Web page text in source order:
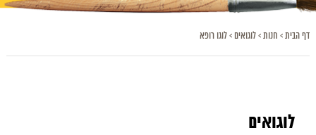
דף הבית> חנות> לוגואים > לוגו רופא
לוגואים